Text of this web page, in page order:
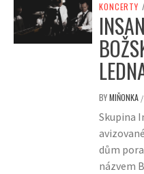
KONCERTY /
BYMIŇONKA /
Skupina
dům
názvem